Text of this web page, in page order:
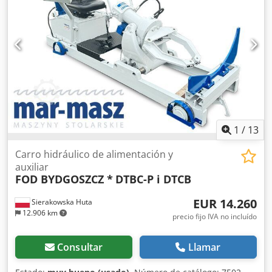
1 / 13
Sierakowska Huta
12.906 km
Carro hidráulico de alimentación y
auxiliar
FOD BYDGOSZCZ * DTBC-P i DTCB
EUR 14.260
precio fijo IVA no incluído
Consultar Llamar